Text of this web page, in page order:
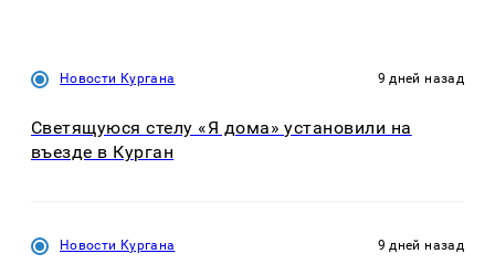
Новости Кургана 9 дней назад
Светящуюся стелу «Я дома» установили на
въезде в Курган
Новости Кургана 9 дней назад